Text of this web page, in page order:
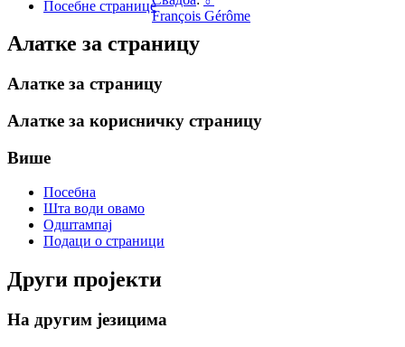
François Gérôme
Посебне странице
Алатке за страницу
Алатке за страницу
Алатке за корисничку страницу
Више
Посебна
Шта води овамо
Одштампај
Подаци о страници
Други пројекти
На другим језицима